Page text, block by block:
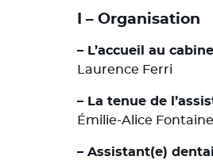
I – Organisation
– L’accueil au
Laurence Ferri
– La tenue de
Émilie-Alice Fontaine
– Assistant(e)